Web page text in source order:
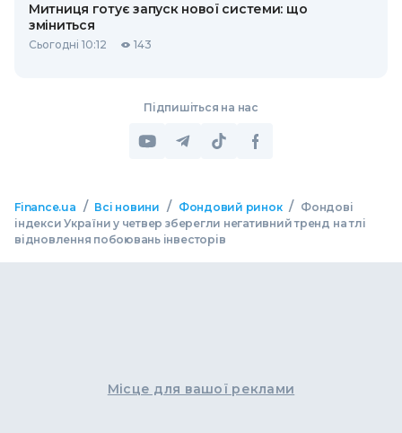
Митниця готує запуск нової системи: що
зміниться
Сьогодні 10:12 143
Підпишіться на нас
Finance.ua / Всі новини / Фондовий ринок / Фондові
індекси України у четвер зберегли негативний тренд на тлі
відновлення побоювань інвесторів
Місце для вашої реклами